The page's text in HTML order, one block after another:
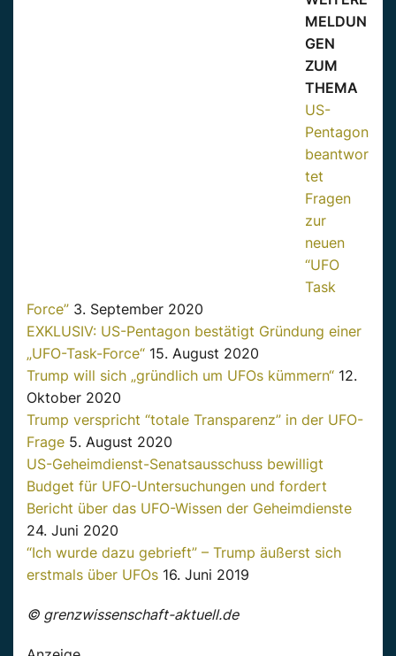
MELDUN
GEN
ZUM
THEMA
US-
Pentagon
beantwor
tet
Fragen
zur
neuen
“UFO
Task
Force” 3. September 2020
EXKLUSIV: US-Pentagon bestätigt Gründung einer
„UFO-Task-Force“ 15. August 2020
Trump will sich „gründlich um UFOs kümmern“ 12.
Oktober 2020
Trump verspricht “totale Transparenz” in der UFO-
Frage 5. August 2020
US-Geheimdienst-Senatsausschuss bewilligt
Budget für UFO-Untersuchungen und fordert
Bericht über das UFO-Wissen der Geheimdienste
24. Juni 2020
“Ich wurde dazu gebrieft” – Trump äußerst sich
erstmals über UFOs 16. Juni 2019
© grenzwissenschaft-aktuell.de